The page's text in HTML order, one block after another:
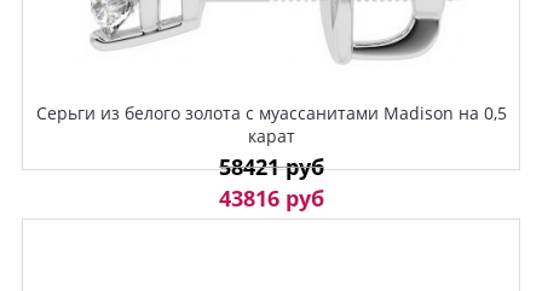
Серьги из белого золота с муассанитами Madison на 0,5
карат
58421 руб
43816 руб